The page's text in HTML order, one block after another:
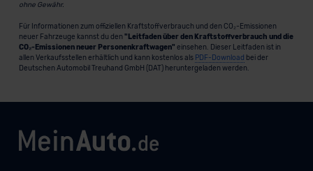
ohne Gewähr.
Für Informationen zum offiziellen Kraftstoffverbrauch und den CO₂-Emissionen
neuer Fahrzeuge kannst du den "Leitfaden über den Kraftstoffverbrauch und die
CO₂-Emissionen neuer Personenkraftwagen" einsehen. Dieser Leitfaden ist in
allen Verkaufsstellen erhältlich und kann kostenlos als PDF-Download bei der
Deutschen Automobil Treuhand GmbH (DAT) heruntergeladen werden.